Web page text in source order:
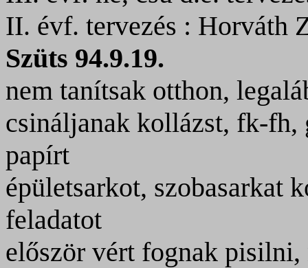
II. évf. tervezés : Horváth
Szüts 94.9.19.
nem tanítsak otthon,
csináljanak kollázst, fk-fh,
papírt
épületsarkot, szobasarkat
feladatot
először vért fognak pisilni,